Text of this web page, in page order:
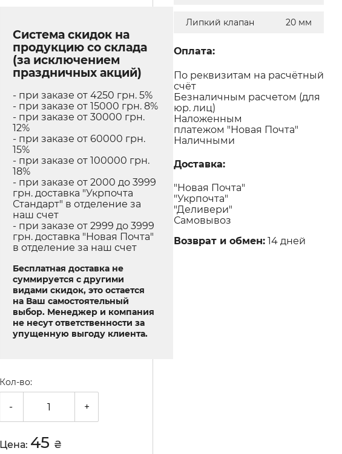
Система скидок на
продукцию со склада
(за исключением
праздничных акций)
- при заказе от 4250 грн. 5%
- при заказе от 15000 грн. 8%
- при заказе от 30000 грн.
12%
- при заказе от 60000 грн.
15%
- при заказе от 100000 грн.
18%
- при заказе от 2000 до 3999
грн. доставка "Укрпочта
Стандарт" в отделение за
наш счет
- при заказе от 2999 до 3999
грн. доставка "Новая Почта"
в отделение за наш счет
Бесплатная доставка не
суммируется с другими
видами скидок, это остается
на Ваш самостоятельный
выбор. Менеджер и компания
не несут ответственности за
упущенную выгоду клиента.
Кол-во:
- +
Цена: 45 ₴
Липкий клапан 20 мм
Оплата:
По реквизитам на расчётный
счёт
Безналичным расчетом (для
юр. лиц)
Наложенным
платежом "Новая Почта"
Наличными
Доставка:
"Новая Почта"
"Укрпочта"
"Деливери"
Самовывоз
Возврат и обмен:14 дней